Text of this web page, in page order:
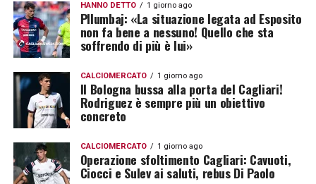
HANNO DETTO 1 giorno ago
Pllumbaj: «La situazione legata ad Esposito
non fa bene a nessuno! Quello che sta
soffrendo di più è lui»
CALCIOMERCATO 1 giorno ago
Il Bologna bussa alla porta del Cagliari!
Rodriguez è sempre più un obiettivo
concreto
CALCIOMERCATO 1 giorno ago
Operazione sfoltimento Cagliari: Cavuoti,
Ciocci e Sulev ai saluti, rebus Di Paolo